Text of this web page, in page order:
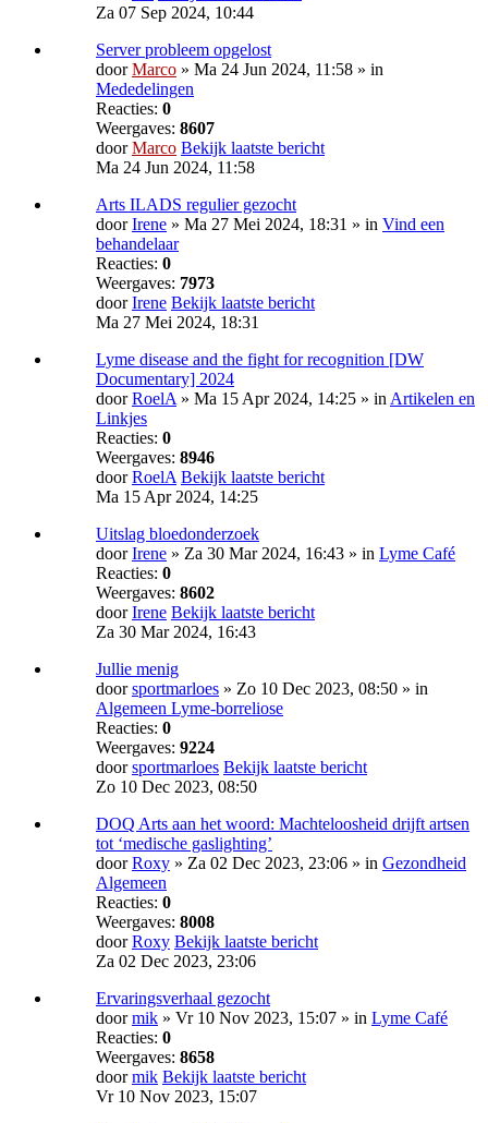
Za 07 Sep 2024, 10:44
Server probleem opgelost
doorMarco » Ma 24 Jun 2024, 11:58 » in
Mededelingen
Reacties: 0
Weergaves: 8607
doorMarco Bekijk laatste bericht
Ma 24 Jun 2024, 11:58
Arts ILADS regulier gezocht
doorIrene » Ma 27 Mei 2024, 18:31 » in Vind een
behandelaar
Reacties: 0
Weergaves: 7973
doorIrene Bekijk laatste bericht
Ma 27 Mei 2024, 18:31
Lyme disease and the fight for recognition [DW
Documentary] 2024
doorRoelA » Ma 15 Apr 2024, 14:25 » in Artikelen en
Linkjes
Reacties: 0
Weergaves: 8946
doorRoelA Bekijk laatste bericht
Ma 15 Apr 2024, 14:25
Uitslag bloedonderzoek
doorIrene » Za 30 Mar 2024, 16:43 » in Lyme Café
Reacties: 0
Weergaves: 8602
doorIrene Bekijk laatste bericht
Za 30 Mar 2024, 16:43
Jullie menig
doorsportmarloes » Zo 10 Dec 2023, 08:50 » in
Algemeen Lyme-borreliose
Reacties: 0
Weergaves: 9224
doorsportmarloes Bekijk laatste bericht
Zo 10 Dec 2023, 08:50
DOQ Arts aan het woord: Machte­loosheid drijft artsen
tot ‘medische gas­lighting’
doorRoxy » Za 02 Dec 2023, 23:06 » in Gezondheid
Algemeen
Reacties: 0
Weergaves: 8008
doorRoxy Bekijk laatste bericht
Za 02 Dec 2023, 23:06
Ervaringsverhaal gezocht
doormik » Vr 10 Nov 2023, 15:07 » in Lyme Café
Reacties: 0
Weergaves: 8658
doormik Bekijk laatste bericht
Vr 10 Nov 2023, 15:07